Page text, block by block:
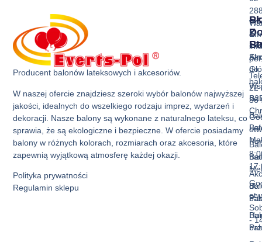
Producent balonów lateksowych i akcesoriów.
W naszej ofercie znajdziesz szeroki wybór balonów najwyższej
jakości, idealnych do wszelkiego rodzaju imprez, wydarzeń i
dekoracji. Nasze balony są wykonane z naturalnego lateksu, co
sprawia, że są ekologiczne i bezpieczne. W ofercie posiadamy
balony w różnych kolorach, rozmiarach oraz akcesoria, które
zapewnią wyjątkową atmosferę każdej okazji.
Polityka prywatności
Regulamin sklepu
Z
do
do
22
36
-